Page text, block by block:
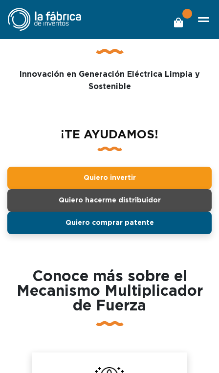
Mecanismo Multiplicador
Innovación en Generación Eléctrica Limpia y
Sostenible
¡TE AYUDAMOS!
Quiero invertir
Quiero hacerme distribuidor
Quiero comprar patente
Conoce más sobre el
Mecanismo Multiplicador
de Fuerza